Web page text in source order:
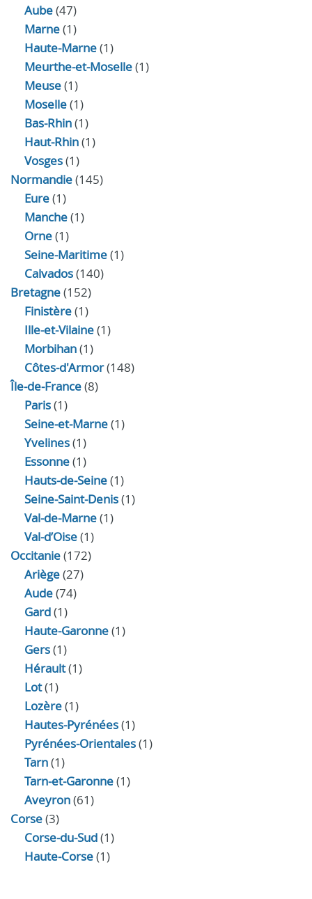
Aube(47)
Marne(1)
Haute-Marne(1)
Meurthe-et-Moselle(1)
Meuse(1)
Moselle(1)
Bas-Rhin(1)
Haut-Rhin(1)
Vosges(1)
Normandie(145)
Eure(1)
Manche(1)
Orne(1)
Seine-Maritime(1)
Calvados(140)
Bretagne(152)
Finistère(1)
Ille-et-Vilaine(1)
Morbihan(1)
Côtes-d'Armor(148)
Île-de-France(8)
Paris(1)
Seine-et-Marne(1)
Yvelines(1)
Essonne(1)
Hauts-de-Seine(1)
Seine-Saint-Denis(1)
Val-de-Marne(1)
Val-d’Oise(1)
Occitanie(172)
Ariège(27)
Aude(74)
Gard(1)
Haute-Garonne(1)
Gers(1)
Hérault(1)
Lot(1)
Lozère(1)
Hautes-Pyrénées(1)
Pyrénées-Orientales(1)
Tarn(1)
Tarn-et-Garonne(1)
Aveyron(61)
Corse(3)
Corse-du-Sud(1)
Haute-Corse(1)